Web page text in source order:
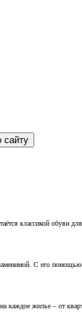
классикой обуви
С его
каждое жилье – от